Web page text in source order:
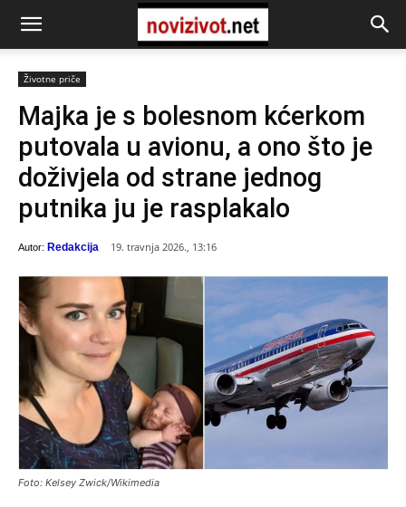
Životne priče
Majka je s bolesnom kćerkom
putovala u avionu, a ono što je
doživjela od strane jednog
putnika ju je rasplakalo
Autor: Redakcija 19. travnja 2026., 13:16
Foto: Kelsey Zwick/Wikimedia